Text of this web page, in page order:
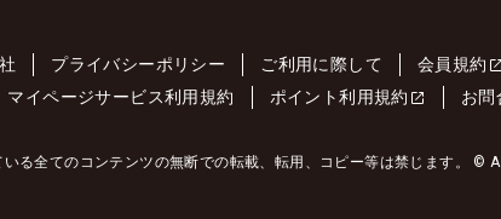
プライバシーポリシー ご利用に際して 会員規約
マイページサービス利用規約 ポイント利用規約 お問
いる全てのコンテンツの無断での転載、転用、コピー等は禁じます。 ©